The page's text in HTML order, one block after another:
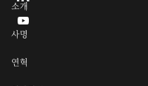
소개
사명
연혁
